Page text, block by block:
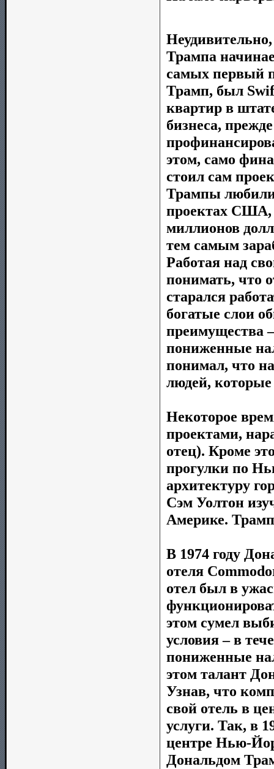
Трампа
самых первый
Трамп, был
квартир в
бизнеса,
этом, само
стоил сам
Трампы любили
проектах США,
миллионов
тем самым
Работая над
понимать, что
старался
богатые слои
преимущества
пониженные
понимал, что
людей,
Некоторое
проектами,
отец). Кроме
прогулки по
архитектуру
Сэм Уолтон
Америке.
В 1974 году
отеля
отел был в
этом сумел
условия – в
пониженные
этом талант
Узнав, что
свой отель в
услуги. Так, в
центре Нью-
Дональдом